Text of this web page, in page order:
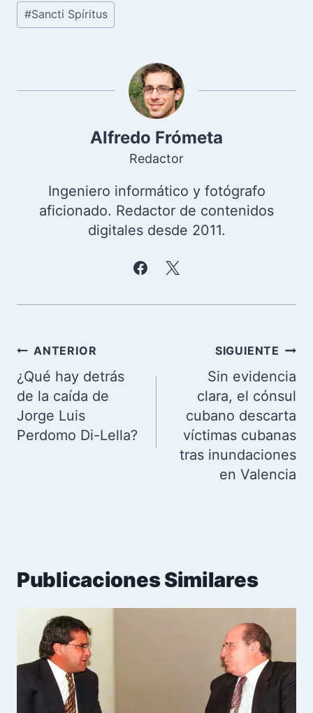
la
entrada:
#Sancti Spíritus
Alfredo Frómeta
Redactor
Ingeniero informático y fotógrafo
aficionado. Redactor de contenidos
digitales desde 2011.
Navegación
de
entradas
ANTERIOR
¿Qué hay detrás
de la caída de
Jorge Luis
Perdomo Di-Lella?
SIGUIENTE
Sin evidencia
clara, el cónsul
cubano descarta
víctimas cubanas
tras inundaciones
en Valencia
Publicaciones Similares